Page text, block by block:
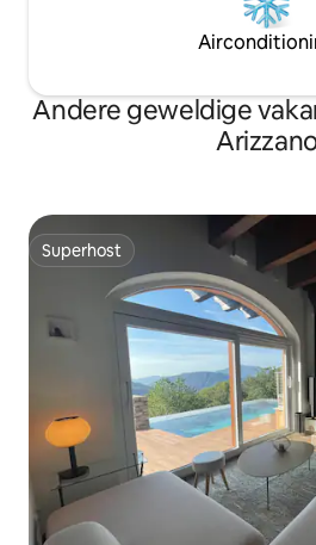
Andere geweldige
Superhost
Superhost